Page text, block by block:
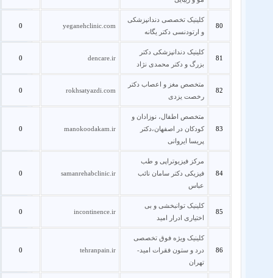
80
کلینیک تخصصی دندانپزشکی
و ارتودنسی دکتر یگانه
yeganehclinic.com
0
81
کلینیک دندانپزشکی دکتر
بزرگ و دکتر محمدی نژاد
dencare.ir
0
82
متخصص مغز و اعصاب دکتر
رخصت یزدی
rokhsatyazdi.com
0
83
متخصص اطفال، نوزادان و
کودکان در اصفهان،دکتر
پریسا ایروانی
manokoodakam.ir
0
84
مرکز فیزیوتراپی و طب
فیزیکی دکتر سامان نائب
عباس
samanrehabclinic.ir
0
85
کلینیک توانبخشی و بی
اختیاری ادرار امید
incontinence.ir
0
86
کلینیک ویژه فوق تخصصی
درد و ستون فقرات امید-
تهران
tehranpain.ir
0